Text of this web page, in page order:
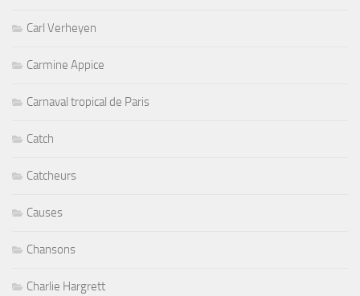
Carl Verheyen
Carmine Appice
Carnaval tropical de Paris
Catch
Catcheurs
Causes
Chansons
Charlie Hargrett